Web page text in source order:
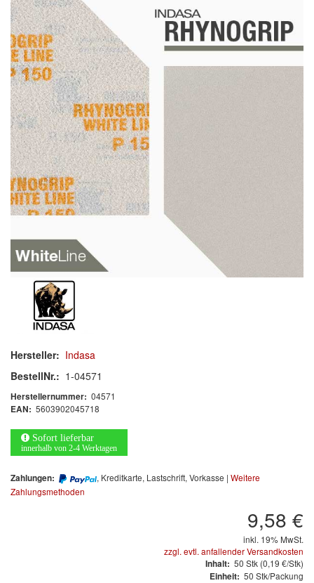
Schleif-Handpads
Zubehör/Hilfsmittel
Kleben & Beschichten
Abdecken
Spachteln
Lackieren
Polieren
Werkzeug & Maschinen
Reinigen
Arbeitsschutz
Luftfilter
Mischfarben
Restposten
Informationsmaterial
MARKEN
Hersteller: Indasa
BestellNr.: 1-04571
Herstellernummer: 04571
EAN: 5603902045718
Sofort lieferbar
innerhalb von 2-4 Werktagen
Zahlungen: , Kreditkarte, Lastschrift, Vorkasse | Weitere
Zahlungsmethoden
9,58 €
inkl. 19% MwSt.
zzgl. evtl. anfallender Versandkosten
Inhalt: 50 Stk (0,19 €/Stk)
Einheit: 50 Stk/Packung